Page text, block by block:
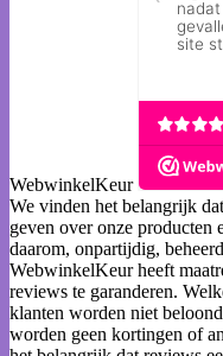
WebwinkelKeur
We vinden het belangrijk
geven over onze producten
daarom, onpartijdig,
WebwinkelKeur heeft
reviews te garanderen.
klanten worden niet
worden geen kortingen of